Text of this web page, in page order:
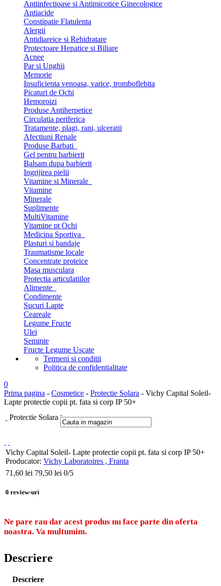
Antiinfectioase si Antimicotice Ginecologice
Antiacide
Constipatie Flatulenta
Alergii
Antidiareice si Rehidratare
Protectoare Hepatice si Biliare
Acnee
Par si Unghii
Memorie
Insuficienta venoasa, varice, tromboflebita
Picaturi de Ochi
Hemoroizi
Produse Antiherpetice
Circulatia periferica
Tratamente, plagi, rani, ulceratii
Afectiuni Renale
Produse Barbati
Gel pentru barbierit
Balsam dupa barbierit
Ingrijirea pielii
Vitamine si Minerale
Vitamine
Minerale
Suplimente
MultiVitamine
Vitamine pt Ochi
Medicina Sportiva
Plasturi si bandaje
Traumatisme locale
Concentrate proteice
Masa musculara
Protectia articulatiilor
Alimente
Condimente
Sucuri Lapte
Ceareale
Legume Fructe
Ulei
Seminte
Fructe Legume Uscate
Termeni si conditii
Politica de confidentialitate
0
Prima pagina - Cosmetice - Protectie Solara - Vichy Capital Soleil-
Lapte protectie copii pt. fata si corp IP 50+
Protectie Solara
Vichy Capital Soleil- Lapte protectie copii pt. fata si corp IP 50+
Producator: Vichy Laboratoires , Franta
71,60 lei 79,50 lei 0/5
0 review-uri
Ne pare rau dar acest produs nu face parte din oferta
noastra. Va multumim.
Descriere
Descriere